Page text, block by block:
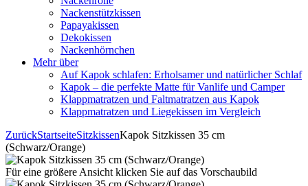
Nackenstützkissen
Papayakissen
Dekokissen
Nackenhörnchen
Mehr über
Auf Kapok schlafen: Erholsamer und natürlicher Schlaf
Kapok – die perfekte Matte für Vanlife und Camper
Klappmatratzen und Faltmatratzen aus Kapok
Klappmatratzen und Liegekissen im Vergleich
ZurückStartseiteSitzkissenKapok Sitzkissen 35 cm
(Schwarz/Orange)
Für eine größere Ansicht klicken Sie auf das Vorschaubild